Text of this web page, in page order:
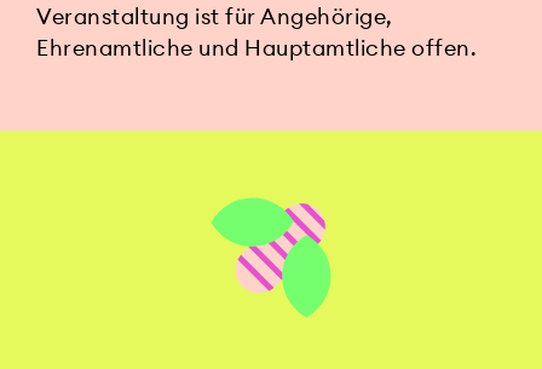
Veranstaltung ist für Angehörige,
Ehrenamtliche und Hauptamtliche offen.